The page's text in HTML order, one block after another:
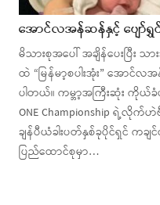
အောင်လအန်ဆန်နှင့် ပျော်ရွှ
မိသားစုအပေါ် အချိန်ပေးပြီး
ထဲ “မြန်မာ့စပါးအုံး” အော
ပါတယ်။ ကမ္ဘာ့အကြီးဆုံး ကိုယ်ခံ
ONE Championship ရဲ့လို
ချန်ပီယံခါးပတ်နှစ်ခုပိုင်ရှင် ကခ
ပြည်ထောင်စုမှာ…